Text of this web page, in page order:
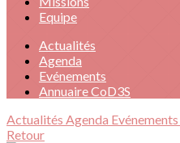
Equipe
Actualités
Agenda
Evénements
Annuaire CoD3S
Actualités Agenda Evénements
Retour